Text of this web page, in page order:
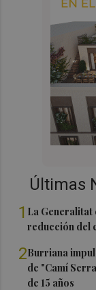
Últimas
1 La Generalitat
reducción del
2Burriana
de "Camí
de 15 años